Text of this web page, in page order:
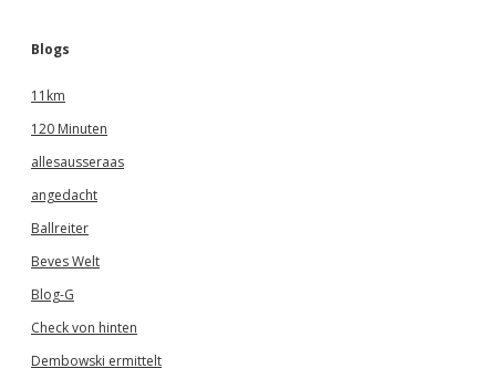
Blogs
11km
120 Minuten
allesausseraas
angedacht
Ballreiter
Beves Welt
Blog-G
Check von hinten
Dembowski ermittelt